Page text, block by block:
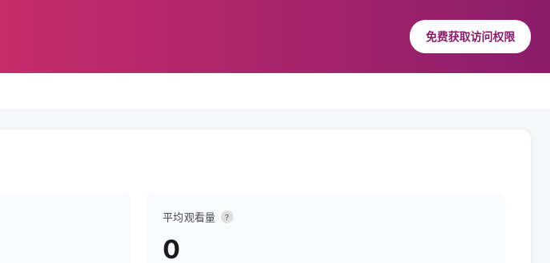
免费获取访问权限
平均观看量 ?
0